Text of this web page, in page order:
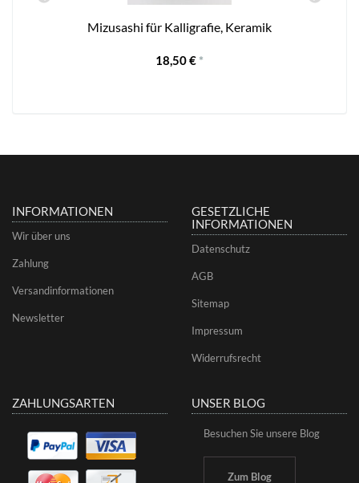
Mizusashi für Kalligrafie, Keramik
18,50 € *
INFORMATIONEN
Wir über uns
Zahlung
Versandinformationen
Newsletter
GESETZLICHE
INFORMATIONEN
Datenschutz
AGB
Sitemap
Impressum
Widerrufsrecht
ZAHLUNGSARTEN UNSER BLOG
Besuchen Sie unsere Blog
Zum Blog